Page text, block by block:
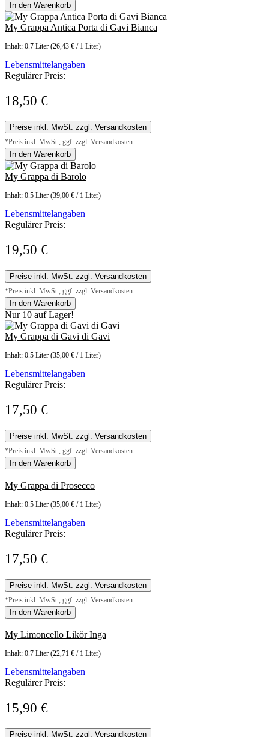
In den Warenkorb
My Grappa Antica Porta di Gavi Bianca
Inhalt: 0.7 Liter (26,43 € / 1 Liter)
Lebensmittelangaben
Regulärer Preis:
18,50 €
Preise inkl. MwSt. zzgl. Versandkosten
*Preis inkl. MwSt., ggf. zzgl. Versandkosten
In den Warenkorb
My Grappa di Barolo
Inhalt: 0.5 Liter (39,00 € / 1 Liter)
Lebensmittelangaben
Regulärer Preis:
19,50 €
Preise inkl. MwSt. zzgl. Versandkosten
*Preis inkl. MwSt., ggf. zzgl. Versandkosten
In den Warenkorb
Nur 10 auf Lager!
My Grappa di Gavi di Gavi
Inhalt: 0.5 Liter (35,00 € / 1 Liter)
Lebensmittelangaben
Regulärer Preis:
17,50 €
Preise inkl. MwSt. zzgl. Versandkosten
*Preis inkl. MwSt., ggf. zzgl. Versandkosten
In den Warenkorb
My Grappa di Prosecco
Inhalt: 0.5 Liter (35,00 € / 1 Liter)
Lebensmittelangaben
Regulärer Preis:
17,50 €
Preise inkl. MwSt. zzgl. Versandkosten
*Preis inkl. MwSt., ggf. zzgl. Versandkosten
In den Warenkorb
My Limoncello Likör Inga
Inhalt: 0.7 Liter (22,71 € / 1 Liter)
Lebensmittelangaben
Regulärer Preis:
15,90 €
Preise inkl. MwSt. zzgl. Versandkosten